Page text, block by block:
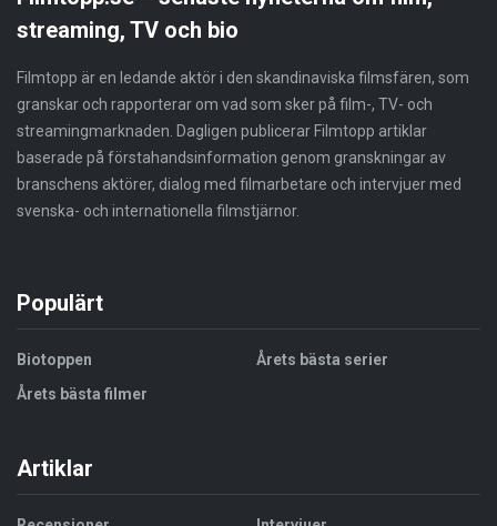
streaming, TV och bio
Filmtopp är en ledande aktör i den skandinaviska filmsfären, som
granskar och rapporterar om vad som sker på film-, TV- och
streamingmarknaden. Dagligen publicerar Filmtopp artiklar
baserade på förstahandsinformation genom granskningar av
branschens aktörer, dialog med filmarbetare och intervjuer med
svenska- och internationella filmstjärnor.
Populärt
Biotoppen
Årets bästa filmer
Årets bästa serier
Artiklar